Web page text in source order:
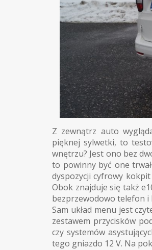
Z zewnątrz auto
pięknej sylwetki, to
wnętrzu? Jest ono bez
to powinny być one
dyspozycji cyfrowy
Obok znajduje się takż
bezprzewodowo telefon i
Sam układ menu jest
zestawem przycisków
czy systemów
tego gniazdo 12 V. Na